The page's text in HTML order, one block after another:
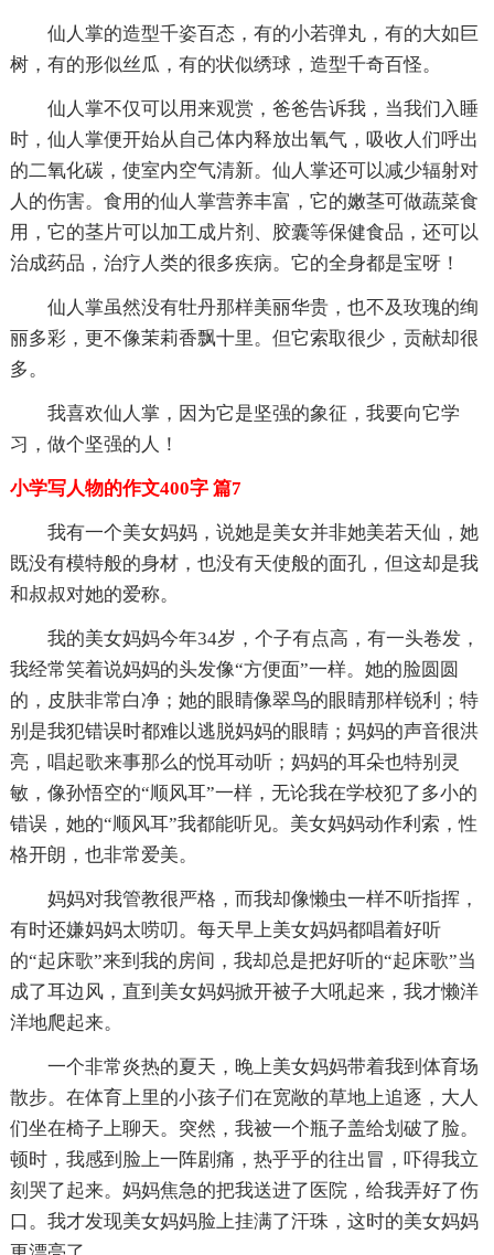
仙人掌的造型千姿百态，有的小若弹丸，有的大如巨
树，有的形似丝瓜，有的状似绣球，造型千奇百怪。
仙人掌不仅可以用来观赏，爸爸告诉我，当我们入睡
时，仙人掌便开始从自己体内释放出氧气，吸收人们呼出
的二氧化碳，使室内空气清新。仙人掌还可以减少辐射对
人的伤害。食用的仙人掌营养丰富，它的嫩茎可做蔬菜食
用，它的茎片可以加工成片剂、胶囊等保健食品，还可以
治成药品，治疗人类的很多疾病。它的全身都是宝呀！
仙人掌虽然没有牡丹那样美丽华贵，也不及玫瑰的绚
丽多彩，更不像茉莉香飘十里。但它索取很少，贡献却很
多。
我喜欢仙人掌，因为它是坚强的象征，我要向它学
习，做个坚强的人！
小学写人物的作文400字 篇7
我有一个美女妈妈，说她是美女并非她美若天仙，她
既没有模特般的身材，也没有天使般的面孔，但这却是我
和叔叔对她的爱称。
我的美女妈妈今年34岁，个子有点高，有一头卷发，
我经常笑着说妈妈的头发像“方便面”一样。她的脸圆圆
的，皮肤非常白净；她的眼睛像翠鸟的眼睛那样锐利；特
别是我犯错误时都难以逃脱妈妈的眼睛；妈妈的声音很洪
亮，唱起歌来事那么的悦耳动听；妈妈的耳朵也特别灵
敏，像孙悟空的“顺风耳”一样，无论我在学校犯了多小的
错误，她的“顺风耳”我都能听见。美女妈妈动作利索，性
格开朗，也非常爱美。
妈妈对我管教很严格，而我却像懒虫一样不听指挥，
有时还嫌妈妈太唠叨。每天早上美女妈妈都唱着好听
的“起床歌”来到我的房间，我却总是把好听的“起床歌”当
成了耳边风，直到美女妈妈掀开被子大吼起来，我才懒洋
洋地爬起来。
一个非常炎热的夏天，晚上美女妈妈带着我到体育场
散步。在体育上里的小孩子们在宽敞的草地上追逐，大人
们坐在椅子上聊天。突然，我被一个瓶子盖给划破了脸。
顿时，我感到脸上一阵剧痛，热乎乎的往出冒，吓得我立
刻哭了起来。妈妈焦急的把我送进了医院，给我弄好了伤
口。我才发现美女妈妈脸上挂满了汗珠，这时的美女妈妈